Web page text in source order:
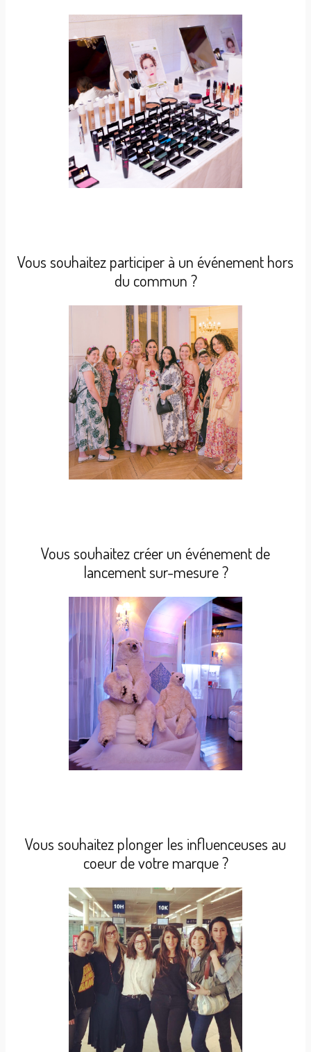
Vous souhaitez participer à un événement hors
du commun ?
Vous souhaitez créer un événement de
lancement sur-mesure ?
Vous souhaitez plonger les influenceuses au
coeur de votre marque ?